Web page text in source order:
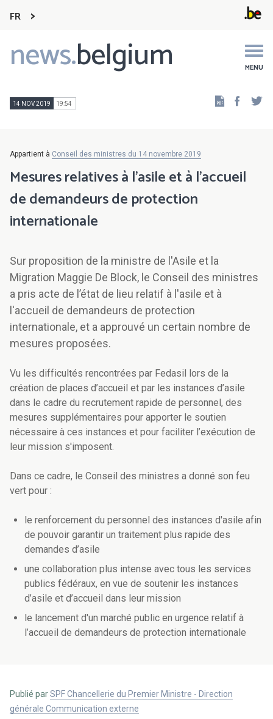
FR
news.belgium MENU
Main
navigation
14 NOV 2019 19:54
Appartient à Conseil des ministres du 14 novembre 2019
Mesures relatives à l'asile et à l'accueil
de demandeurs de protection
internationale
Sur proposition de la ministre de l'Asile et la
Migration Maggie De Block, le Conseil des ministres
a pris acte de l’état de lieu relatif à l'asile et à
l'accueil de demandeurs de protection
internationale, et a approuvé un certain nombre de
mesures proposées.
Vu les difficultés rencontrées par Fedasil lors de la
création de places d’accueil et par les instances d’asile
dans le cadre du recrutement rapide de personnel, des
mesures supplémentaires pour apporter le soutien
nécessaire à ces instances et pour faciliter l’exécution de
leur mission s'imposent.
Dans ce cadre, le Conseil des ministres a donné son feu
vert pour :
le renforcement du personnel des instances d'asile afin
de pouvoir garantir un traitement plus rapide des
demandes d’asile
une collaboration plus intense avec tous les services
publics fédéraux, en vue de soutenir les instances
d’asile et d’accueil dans leur mission
le lancement d'un marché public en urgence relatif à
l’accueil de demandeurs de protection internationale
Publié parSPF Chancellerie du Premier Ministre - Direction
générale Communication externe